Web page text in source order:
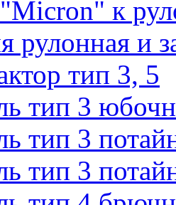
к
рулонная и
тип 3, 5
тип 3
тип 3
тип 3